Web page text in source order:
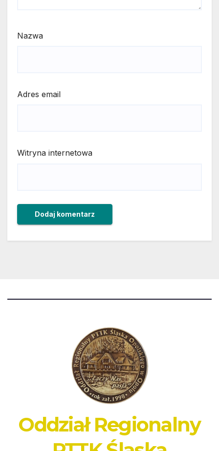
Nazwa
Adres email
Witryna internetowa
Oddział Regionalny